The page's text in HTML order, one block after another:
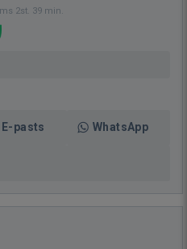
2st. 39 min.
E-pasts WhatsApp